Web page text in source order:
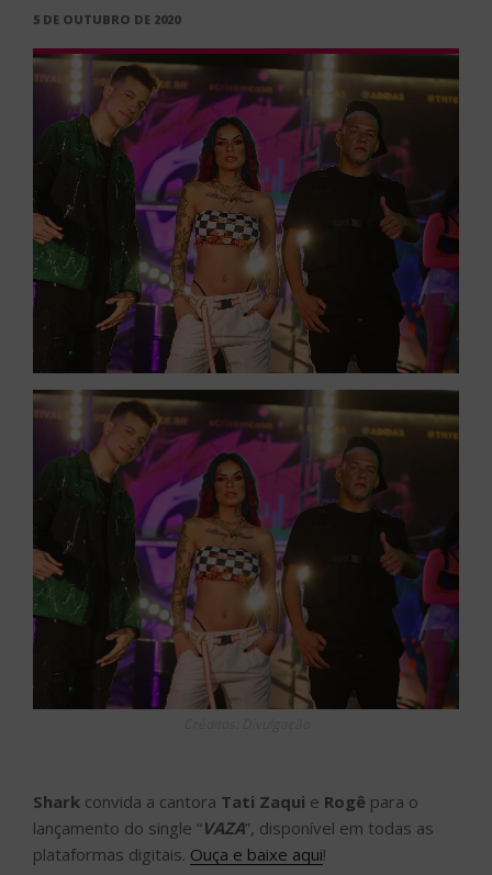
PUBLICADO
5 DE OUTUBRO DE 2020
Shark convida a cantora Tati Zaqui e Rogê para o
lançamento do single “VAZA”, disponível em todas as
plataformas digitais. Ouça e baixe aqui!